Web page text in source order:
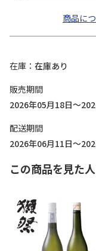
商品に
在庫
在庫あり
販売期間
2026年05月18日～
配送期間
2026年06月11日～
この商品を見た